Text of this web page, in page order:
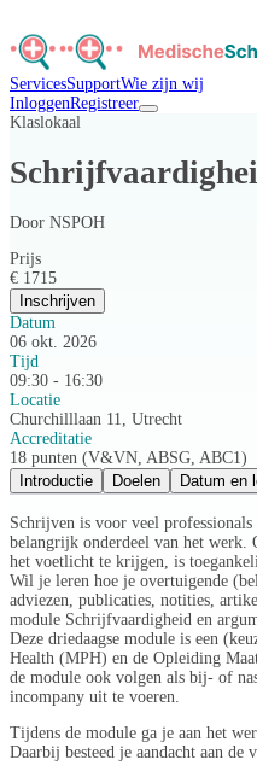
ServicesSupportWie zijn wij
InloggenRegistreer
Klaslokaal
Door NSPOH
Prijs
€ 1715
Inschrijven
Datum
06 okt. 2026
Tijd
09:30 - 16:30
Locatie
Churchilllaan 11, Utrecht
Accreditatie
18 punten (V&VN, ABSG, ABC1)
Introductie
Doelen Datum en
Schrijven is voor veel
belangrijk onderdeel van het werk.
het voetlicht te krijgen, is
Wil je leren hoe je overtuigende
adviezen, publicaties, notities,
module Schrijfvaardigheid en
Deze driedaagse module is een
Health (MPH) en de Opleiding
de module ook volgen als bij- of
incompany uit te voeren.
Tijdens de module ga je aan het
Daarbij besteed je aandacht aan de